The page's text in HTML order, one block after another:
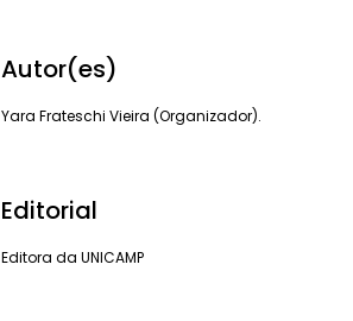
Autor(es)
Yara Frateschi Vieira (Organizador).
Editorial
Editora da UNICAMP